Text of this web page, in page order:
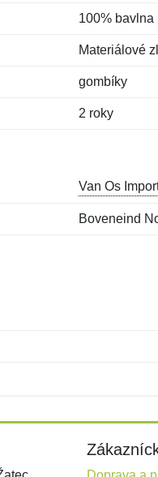
100% bavlna
Materiálové
gombíky
2 roky
Van Os
Boveneind